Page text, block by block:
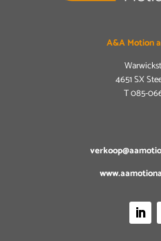
A&A Motion
4651 SX
T085-